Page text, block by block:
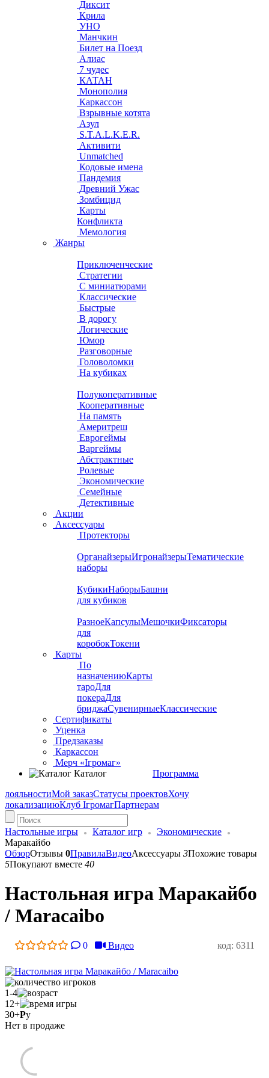
Диксит
Крила
УНО
Манчкин
Билет на Поезд
Алиас
7 чудес
КАТАН
Монополия
Каркассон
Взрывные котята
Азул
S.T.A.L.K.E.R.
Активити
Unmatched
Кодовые имена
Пандемия
Древний Ужас
Зомбицид
Карты
Конфликта
Мемология
Жанры
Приключенческие
Стратегии
С миниатюрами
Классические
Быстрые
В дорогу
Логические
Юмор
Разговорные
Головоломки
На кубиках
Полукоперативные
Кооперативные
На память
Америтреш
Еврогеймы
Варгеймы
Абстрактные
Ролевые
Экономические
Семейные
Детективные
Акции
Аксессуары
Протекторы
ОрганайзерыИгронайзерыТематические
наборы
КубикиНаборыБашни
для кубиков
РазноеКапсулыМешочкиФиксаторы
для
коробокТокени
Карты
По
назначениюКарты
тароДля
покераДля
бриджаСувенирныеКлассические
Сертификаты
Уценка
Предзаказы
Каркассон
Мерч «Ігромаг»
Каталог
Программа
лояльностиМой заказСтатусы проектовХочу
локализациюКлуб ІгромагПартнерам
Настольные игры Каталог игр
Экономические
Маракайбо
ОбзорОтзывы 0ПравилаВидеоАксессуары 3Похожие товары
5Покупают вместе 40
Настольная игра Маракайбо
/ Maracaibo
0 Видео код: 6311
1-4
12+
30+Ру
Нет в продаже